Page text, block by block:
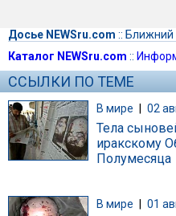
Досье NEWSru.com :: Ближний
Каталог NEWSru.com ::
ССЫЛКИ ПО ТЕМЕ
В мире | 02
Тела
иракскому
Полумесяца
В мире 01